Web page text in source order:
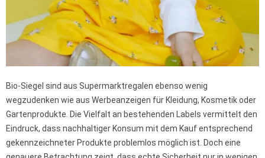
Bio-Siegel sind aus Supermarktregalen ebenso wenig
wegzudenken wie aus Werbeanzeigen für Kleidung, Kosmetik oder
Gartenprodukte. Die Vielfalt an bestehenden Labels vermittelt den
Eindruck, dass nachhaltiger Konsum mit dem Kauf entsprechend
gekennzeichneter Produkte problemlos möglich ist. Doch eine